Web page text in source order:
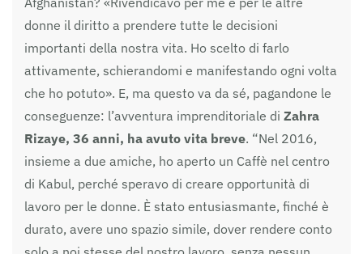
donne il diritto a prendere tutte le decisioni
importanti della nostra vita. Ho scelto di farlo
attivamente, schierandomi e manifestando ogni volta
che ho potuto». E, ma questo va da sé, pagandone le
conseguenze: l’avventura imprenditoriale di Zahra
Rizaye, 36 anni, ha avuto vita breve. “Nel 2016,
insieme a due amiche, ho aperto un Caffè nel centro
di Kabul, perché speravo di creare opportunità di
lavoro per le donne. È stato entusiasmante, finché è
durato, avere uno spazio simile, dover rendere conto